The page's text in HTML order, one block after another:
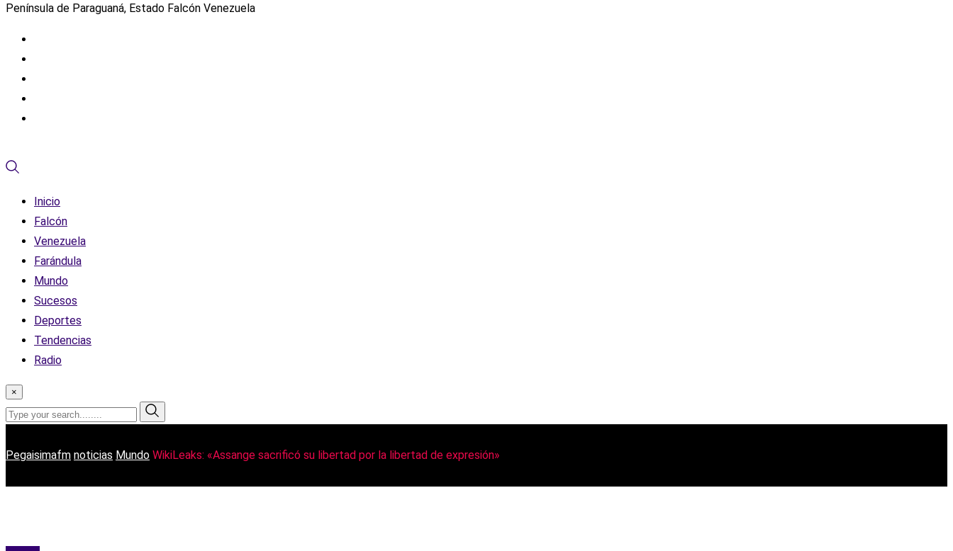
Península de Paraguaná, Estado Falcón Venezuela
Inicio
Falcón
Venezuela
Farándula
Mundo
Sucesos
Deportes
Tendencias
Radio
×
Pegaisimafm noticias Mundo WikiLeaks: «Assange sacrificó su libertad por la libertad de expresión»